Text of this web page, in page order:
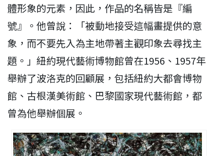
體形象的元素，因此，作品的名稱皆是『編
號』。他曾說：「被動地接受這幅畫提供的意
象，而不要先入為主地帶著主觀印象去尋找主
題。」紐約現代藝術博物館曾在1956、1957年
舉辦了波洛克的回顧展，包括紐約大都會博物
館、古根漢美術館、巴黎國家現代藝術館，都
曾為他舉辦個展。